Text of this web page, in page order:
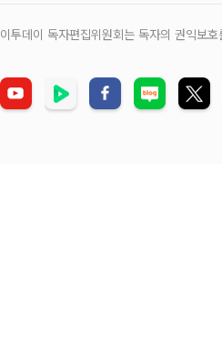
이투데이 독자편집위원회는 독자의 권익보